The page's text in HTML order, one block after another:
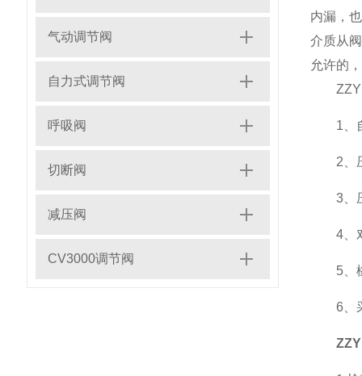
气动调节阀
自力式调节阀
呼吸阀
切断阀
减压阀
CV3000调节阀
内漏，
介质从
允许的
ZZYP
1、自
2、压
3、压
4、对
5、橡
6、采